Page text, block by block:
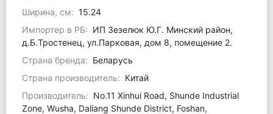
Ширина, см: 15.24
Импортер в РБ: ИП Зезелюк Ю.Г. Минский район,
д.Б.Тростенец, ул.Парковая, дом 8, помещение 2.
Страна бренда: Беларусь
Страна производитель: Китай
Производитель: No.11 Xinhui Road, Shunde Industrial
Zone, Wusha, Daliang Shunde District, Foshan,